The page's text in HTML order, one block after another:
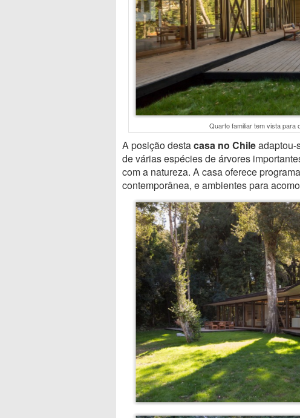
Quarto familiar tem vista para
A posição destacasa no Chileadaptou-
de várias espécies de árvores
com a natureza. A casa oferece
contemporânea, e ambientes para